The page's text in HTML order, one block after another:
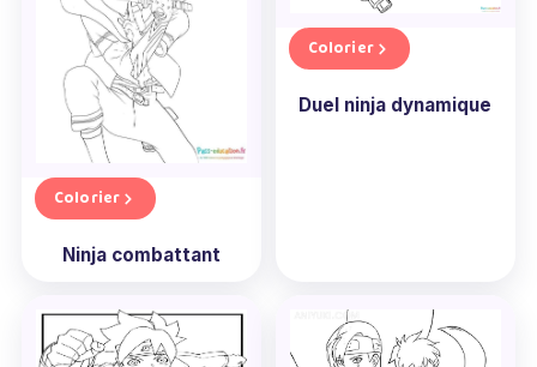
Colorier
Ninja combattant
Colorier
Duel ninja dynamique